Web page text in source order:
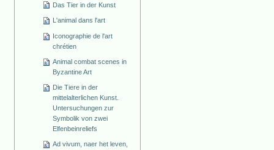
Das Tier in der Kunst
L'animal dans l'art
Iconographie de l'art
chrétien
Animal combat scenes in
Byzantine Art
Die Tiere in der
mittelalterlichen Kunst.
Untersuchungen zur
Symbolik von zwei
Elfenbeinreliefs
Ad vivum, naer het leven,